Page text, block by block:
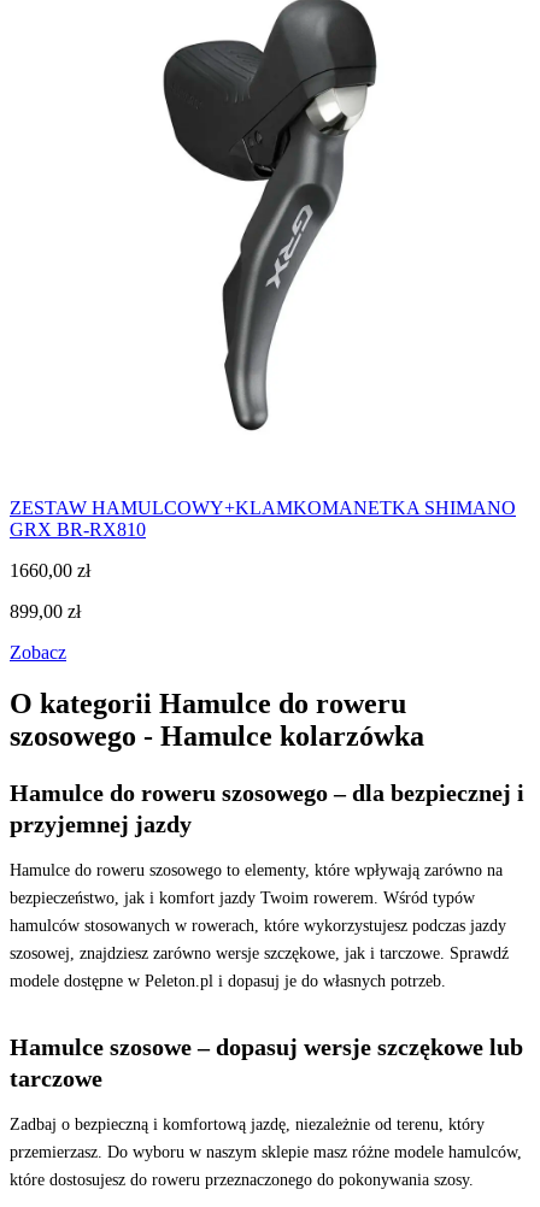
ZESTAW HAMULCOWY+KLAMKOMANETKA SHIMANO
GRX BR-RX810
1660,00 zł
899,00 zł
Zobacz
O kategorii Hamulce do roweru
szosowego - Hamulce kolarzówka
Hamulce do roweru szosowego – dla bezpiecznej i
przyjemnej jazdy
Hamulce do roweru szosowego to elementy, które wpływają zarówno na
bezpieczeństwo, jak i komfort jazdy Twoim rowerem. Wśród typów
hamulców stosowanych w rowerach, które wykorzystujesz podczas jazdy
szosowej, znajdziesz zarówno wersje szczękowe, jak i tarczowe. Sprawdź
modele dostępne w Peleton.pl i dopasuj je do własnych potrzeb.
Hamulce szosowe – dopasuj wersje szczękowe lub
tarczowe
Zadbaj o bezpieczną i komfortową jazdę, niezależnie od terenu, który
przemierzasz. Do wyboru w naszym sklepie masz różne modele hamulców,
które dostosujesz do roweru przeznaczonego do pokonywania szosy.